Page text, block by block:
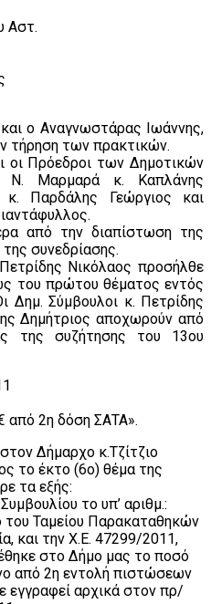
Αστ.
ο Αναγνωστάρας Ιωάννης,
τήρηση των πρακτικών.
οι Πρόεδροι των Δημοτικών
Ν. Μαρμαρά κ. Καπλάνης
κ. Παρδάλης Γεώργιος και
από την διαπίστωση της
συνεδρίασης.
Νικόλαος προσήλθε
του πρώτου θέματος εντός
Δημ. Σύμβουλοι κ. Πετρίδης
Δημήτριος αποχωρούν από
της συζήτησης του 13ου
από 2η δόση ΣΑΤΑ».
Δήμαρχο κ.Τζίτζιο
το έκτο (6ο) θέμα της
τα εξής:
το υπ’ αριθμ.:
Ταμείου Παρακαταθηκών
και την Χ.Ε. 47299/2011,
στο Δήμο μας το ποσό
από 2η εντολή πιστώσεων
εγγραφεί αρχικά στον πρ/